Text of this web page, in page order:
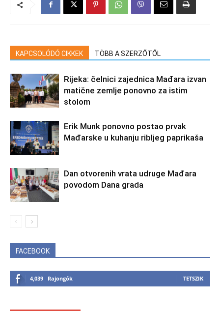
KAPCSOLÓDÓ CIKKEK TÖBB A SZERZŐTŐL
Rijeka: čelnici zajednica Mađara izvan
matične zemlje ponovno za istim
stolom
Erik Munk ponovno postao prvak
Mađarske u kuhanju ribljeg paprikaša
Dan otvorenih vrata udruge Mađara
povodom Dana grada
FACEBOOK
4,039 Rajongók TETSZIK